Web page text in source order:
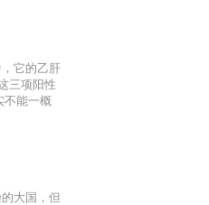
它的乙肝
三项阳性
不能一概
大国，但